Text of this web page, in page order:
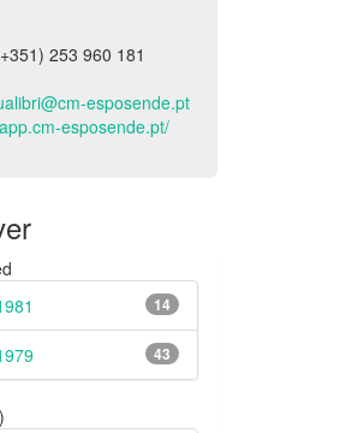
253 960 181
esposende.pt
esposende.pt/
14
43